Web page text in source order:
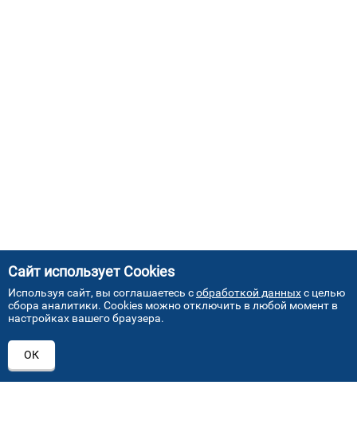
АДРЕСА НАШИХ СЕРВИСНЫХ
Сайт использует Cookies
Используя сайт, вы соглашаетесь собработкой данныхс целью
сбора аналитики. Cookies можно отключить в любой момент в
настройках вашего браузера.
ОК